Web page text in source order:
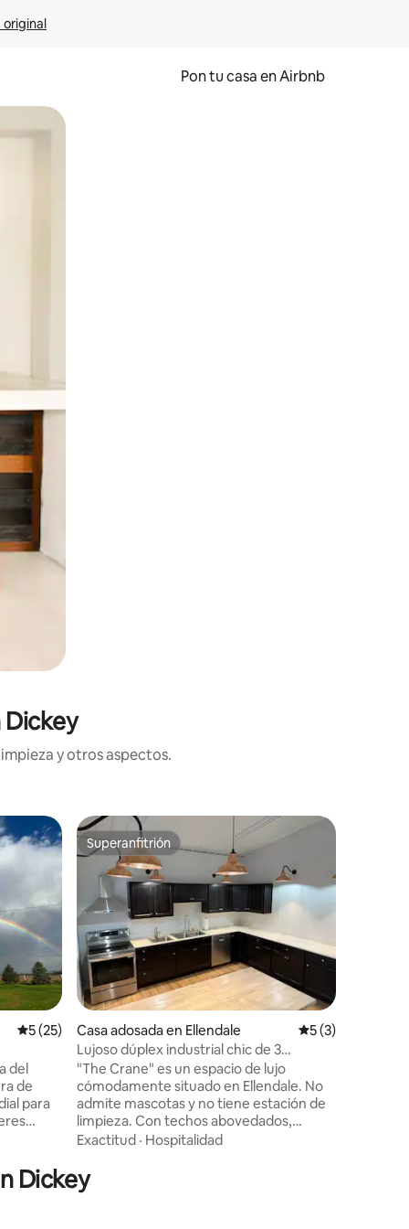
original
Pon tu casa en Airbnb
desliza el dedo.
y otros aspectos.
Calificación promedio: 5 de 5, 25 reseñas
5 (25)
del
de
para
-
Superanfitrión
Superanfitrión
Casa adosada en Ellendale Calificación
5 (3)
Lujoso dúplex industrial chic de 3
dormitorios y 2 baños
"The Crane" es un espacio de lujo
cómodamente situado en Ellendale. No
admite mascotas y no tiene estación de
limpieza. Con techos abovedados,
iluminación de cobre y latón macizo,
electrónicas para la privacidad,
habitaciones aisladas con amortiguación
Exactitud · Hospitalidad
Dickey